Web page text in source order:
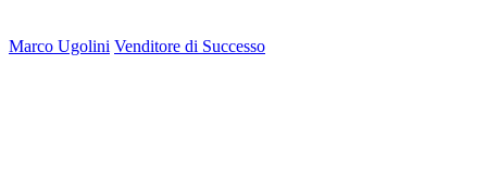
Marco Ugolini Venditore di Successo